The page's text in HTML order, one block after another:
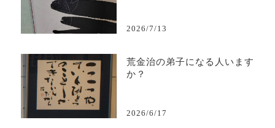
2026/7/13
荒金治の弟子になる人います
か？
2026/6/17